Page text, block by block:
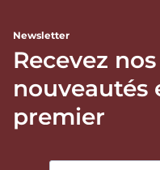
Newsletter
Recevez
nouveautés
premier